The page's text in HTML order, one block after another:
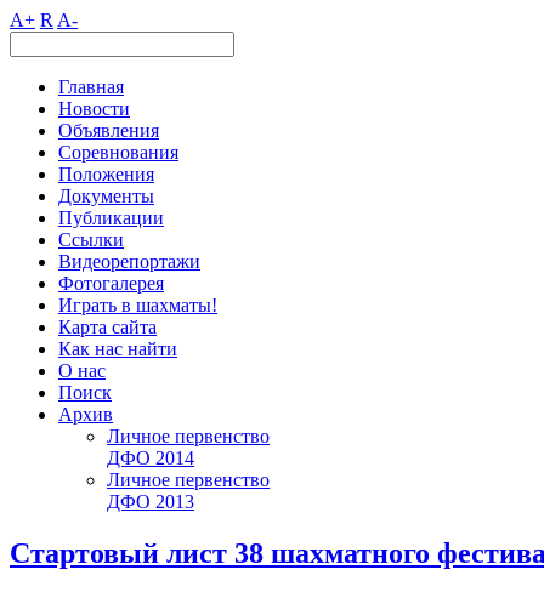
A+ R A-
Главная
Новости
Объявления
Соревнования
Положения
Документы
Публикации
Ссылки
Видеорепортажи
Фотогалерея
Играть в шахматы!
Карта сайта
Как нас найти
О нас
Поиск
Архив
Личное первенство
ДФО 2014
Личное первенство
ДФО 2013
Стартовый лист 38 шахматного